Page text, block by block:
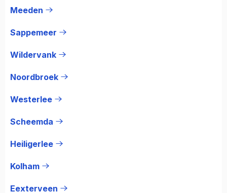
Meeden
Sappemeer
Wildervank
Noordbroek
Westerlee
Scheemda
Heiligerlee
Kolham
Eexterveen